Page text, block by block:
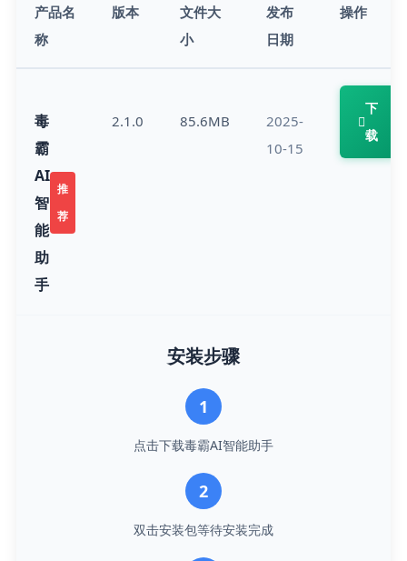
产品名
称
版本
文件大
小
发布
日期
操作
毒
霸
AI
智
能
助
手
推
荐
2.1.0 85.6MB
2025-
10-15
下
载
安装步骤
1
点击下载毒霸AI智能助手
2
双击安装包等待安装完成